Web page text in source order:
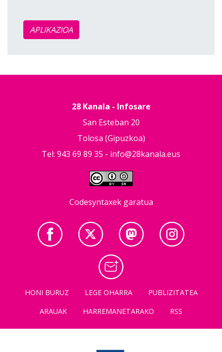
APLIKAZIOA
28 Kanala - Infosare
San Esteban 20
Tolosa (Gipuzkoa)
Tel: 943 69 89 35 - info@28kanala.eus
Codesyntaxek garatua
HONI BURUZ LEGE OHARRA
PUBLIZITATEA
ARAUAK
HARREMANETARAKO RSS